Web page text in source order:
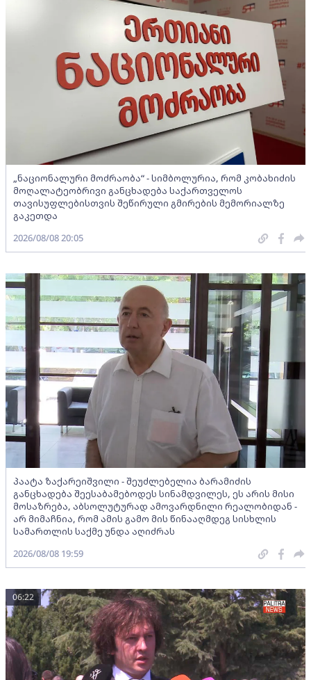
„ნაციონალური მოძრაობა“ - სიმბოლურია, რომ კობახიძის
მოღალატეობრივი განცხადება საქართველოს
თავისუფლებისთვის შეწირული გმირების მემორიალზე
გაკეთდა
2026/08/08 20:05
პაატა ზაქარეიშვილი - შეუძლებელია ბარამიძის
განცხადება შეესაბამებოდეს სინამდვილეს, ეს არის მისი
მოსაზრება, აბსოლუტურად ამოვარდნილი რეალობიდან -
არ მიმაჩნია, რომ ამის გამო მის წინააღმდეგ სისხლის
სამართლის საქმე უნდა აღიძრას
2026/08/08 19:59
06:22